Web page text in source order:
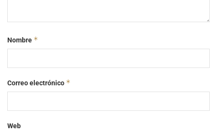
Nombre *
Correo electrónico *
Web